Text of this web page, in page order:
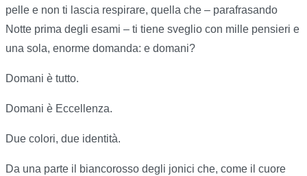
pelle e non ti lascia respirare, quella che – parafrasando
Notte prima degli esami – ti tiene sveglio con mille pensieri e
una sola, enorme domanda: e domani?
Domani è tutto.
Domani è Eccellenza.
Due colori, due identità.
Da una parte il biancorosso degli jonici che, come il cuore